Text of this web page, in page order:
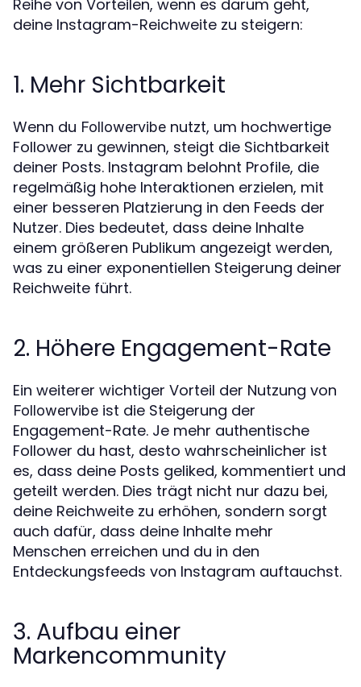
Reihe von Vorteilen, wenn es darum geht,
deine Instagram-Reichweite zu steigern:
1. Mehr Sichtbarkeit
Wenn du Followervibe nutzt, um hochwertige
Follower zu gewinnen, steigt die Sichtbarkeit
deiner Posts. Instagram belohnt Profile, die
regelmäßig hohe Interaktionen erzielen, mit
einer besseren Platzierung in den Feeds der
Nutzer. Dies bedeutet, dass deine Inhalte
einem größeren Publikum angezeigt werden,
was zu einer exponentiellen Steigerung deiner
Reichweite führt.
2. Höhere Engagement-Rate
Ein weiterer wichtiger Vorteil der Nutzung von
Followervibe ist die Steigerung der
Engagement-Rate. Je mehr authentische
Follower du hast, desto wahrscheinlicher ist
es, dass deine Posts geliked, kommentiert und
geteilt werden. Dies trägt nicht nur dazu bei,
deine Reichweite zu erhöhen, sondern sorgt
auch dafür, dass deine Inhalte mehr
Menschen erreichen und du in den
Entdeckungsfeeds von Instagram auftauchst.
3. Aufbau einer
Markencommunity